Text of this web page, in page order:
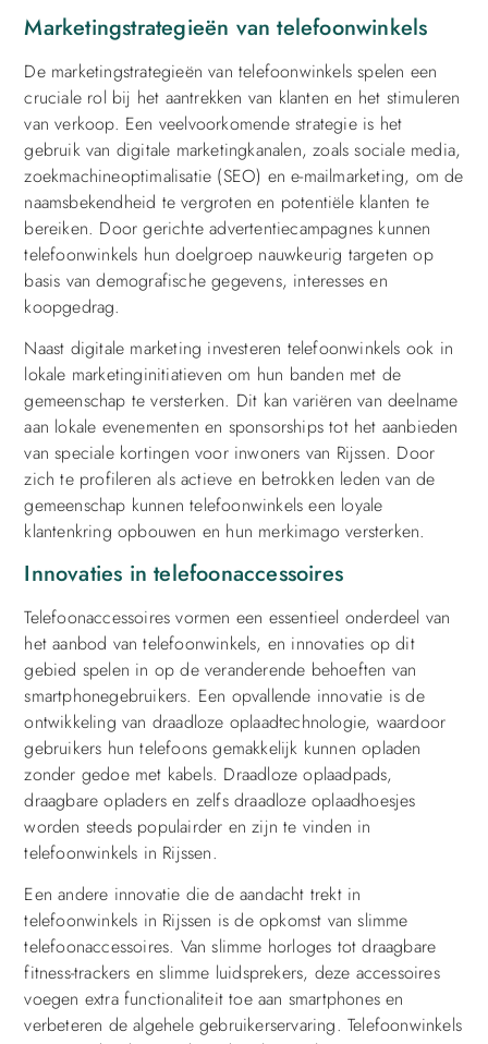
Marketingstrategieën van telefoonwinkels
De marketingstrategieën van telefoonwinkels spelen een
cruciale rol bij het aantrekken van klanten en het stimuleren
van verkoop. Een veelvoorkomende strategie is het
gebruik van digitale marketingkanalen, zoals sociale media,
zoekmachineoptimalisatie (SEO) en e-mailmarketing, om de
naamsbekendheid te vergroten en potentiële klanten te
bereiken. Door gerichte advertentiecampagnes kunnen
telefoonwinkels hun doelgroep nauwkeurig targeten op
basis van demografische gegevens, interesses en
koopgedrag.
Naast digitale marketing investeren telefoonwinkels ook in
lokale marketinginitiatieven om hun banden met de
gemeenschap te versterken. Dit kan variëren van deelname
aan lokale evenementen en sponsorships tot het aanbieden
van speciale kortingen voor inwoners van Rijssen. Door
zich te profileren als actieve en betrokken leden van de
gemeenschap kunnen telefoonwinkels een loyale
klantenkring opbouwen en hun merkimago versterken.
Innovaties in telefoonaccessoires
Telefoonaccessoires vormen een essentieel onderdeel van
het aanbod van telefoonwinkels, en innovaties op dit
gebied spelen in op de veranderende behoeften van
smartphonegebruikers. Een opvallende innovatie is de
ontwikkeling van draadloze oplaadtechnologie, waardoor
gebruikers hun telefoons gemakkelijk kunnen opladen
zonder gedoe met kabels. Draadloze oplaadpads,
draagbare opladers en zelfs draadloze oplaadhoesjes
worden steeds populairder en zijn te vinden in
telefoonwinkels in Rijssen.
Een andere innovatie die de aandacht trekt in
telefoonwinkels in Rijssen is de opkomst van slimme
telefoonaccessoires. Van slimme horloges tot draagbare
fitness-trackers en slimme luidsprekers, deze accessoires
voegen extra functionaliteit toe aan smartphones en
verbeteren de algehele gebruikerservaring. Telefoonwinkels